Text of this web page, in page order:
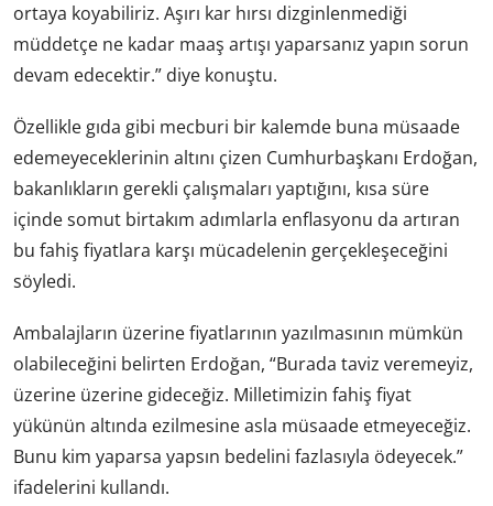
ortaya koyabiliriz. Aşırı kar hırsı dizginlenmediği
müddetçe ne kadar maaş artışı yaparsanız yapın sorun
devam edecektir.” diye konuştu.
Özellikle gıda gibi mecburi bir kalemde buna müsaade
edemeyeceklerinin altını çizen Cumhurbaşkanı Erdoğan,
bakanlıkların gerekli çalışmaları yaptığını, kısa süre
içinde somut birtakım adımlarla enflasyonu da artıran
bu fahiş fiyatlara karşı mücadelenin gerçekleşeceğini
söyledi.
Ambalajların üzerine fiyatlarının yazılmasının mümkün
olabileceğini belirten Erdoğan, “Burada taviz veremeyiz,
üzerine üzerine gideceğiz. Milletimizin fahiş fiyat
yükünün altında ezilmesine asla müsaade etmeyeceğiz.
Bunu kim yaparsa yapsın bedelini fazlasıyla ödeyecek.”
ifadelerini kullandı.